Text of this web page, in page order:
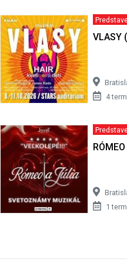
BROŽOVÁ VLASY
4
1